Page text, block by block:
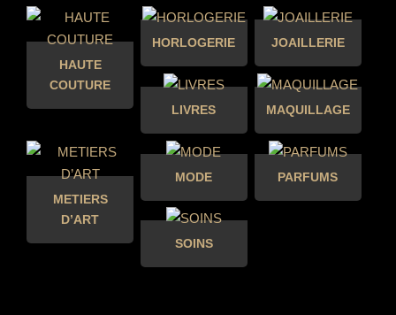
HAUTE
COUTURE
HORLOGERIE JOAILLERIE
LIVRES MAQUILLAGE
METIERS
D’ART
MODE PARFUMS
SOINS